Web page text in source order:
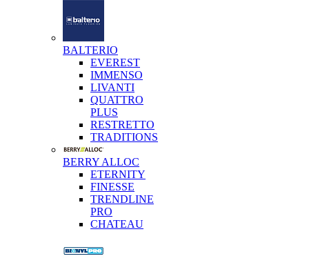
BALTERIO
EVEREST
IMMENSO
LIVANTI
QUATTRO
PLUS
RESTRETTO
TRADITIONS
BERRY ALLOC
ETERNITY
FINESSE
TRENDLINE
PRO
CHATEAU